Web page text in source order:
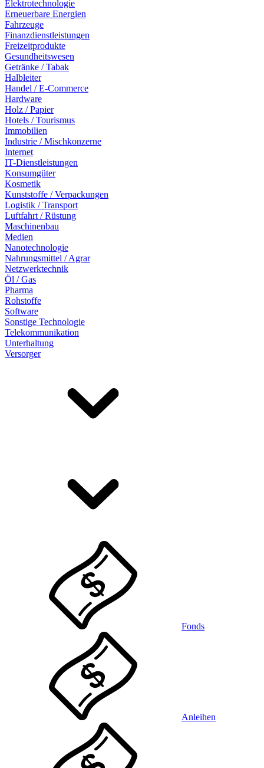
Elektrotechnologie
Erneuerbare Energien
Fahrzeuge
Finanzdienstleistungen
Freizeitprodukte
Gesundheitswesen
Getränke / Tabak
Halbleiter
Handel / E-Commerce
Hardware
Holz / Papier
Hotels / Tourismus
Immobilien
Industrie / Mischkonzerne
Internet
IT-Dienstleistungen
Konsumgüter
Kosmetik
Kunststoffe / Verpackungen
Logistik / Transport
Luftfahrt / Rüstung
Maschinenbau
Medien
Nanotechnologie
Nahrungsmittel / Agrar
Netzwerktechnik
Öl / Gas
Pharma
Rohstoffe
Software
Sonstige Technologie
Telekommunikation
Unterhaltung
Versorger
Fonds
Anleihen